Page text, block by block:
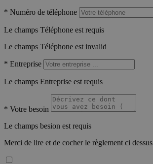
* Numéro de téléphone
Le champs Téléphone est requis
Le champs Téléphone est invalid
* Entreprise
Le champs Entreprise est requis
* Votre besoin
Le champs besion est requis
Merci de lire et de cocher le règlement ci dessus